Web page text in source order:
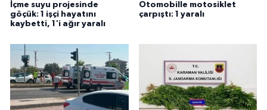
İçme suyu projesinde
göçük: 1 işçi hayatını
kaybetti, 1'i ağır yaralı
Otomobille motosiklet
çarpıştı: 1 yaralı